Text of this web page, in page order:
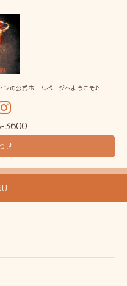
ンの公式ホームページへようこそ♪
3600
せ